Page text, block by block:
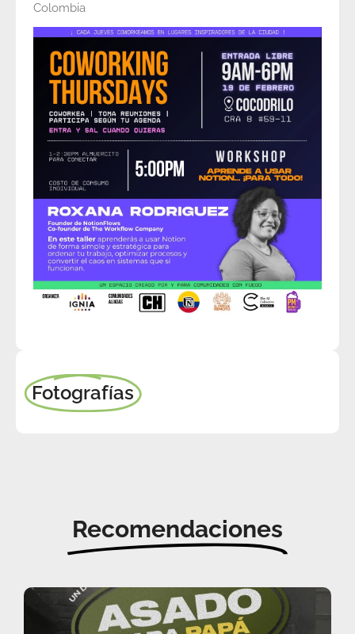
Colombia
Fotografías
Recomendaciones